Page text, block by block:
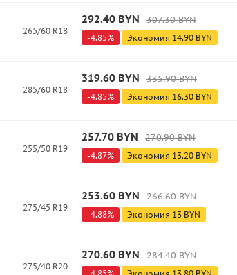
265/60 R18
292.40 BYN 307.30BYN
-4.85% Экономия 14.90 BYN
285/60 R18
319.60 BYN 335.90BYN
-4.85% Экономия 16.30 BYN
255/50 R19
257.70 BYN 270.90BYN
-4.87% Экономия 13.20 BYN
275/45 R19
253.60 BYN 266.60BYN
-4.88% Экономия 13 BYN
275/40 R20
270.60 BYN 284.40BYN